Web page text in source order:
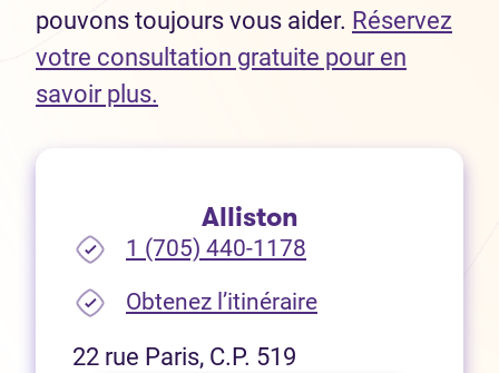
pouvons toujours vous aider. Réservez
votre consultation gratuite pour en
savoir plus.
Alliston
1 (705) 440-1178
Obtenez l’itinéraire(Ouvre dans un
22 rue Paris, C.P. 519